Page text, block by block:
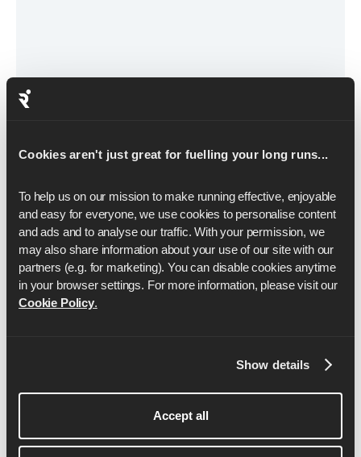
Cookies aren't just great for fuelling your long runs...
To help us on our mission to make running effective, enjoyable
and easy for everyone, we use cookies to personalise content
and ads and to analyse our traffic. With your permission, we
may also share information about your use of our site with our
partners (e.g. for marketing). You can disable cookies anytime
in your browser settings. For more information, please visit our
Cookie Policy.
Show details
Accept all
15 hardloopwedstrijden in de VS die
elke hardloper moet doen
In een land vol epische races zijn deze misschien
wel onze favoriet.
Verder lezen